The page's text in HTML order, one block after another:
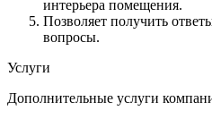
интерьера помещения.
Позволяет получить
вопросы.
Услуги
Дополнительные услуги